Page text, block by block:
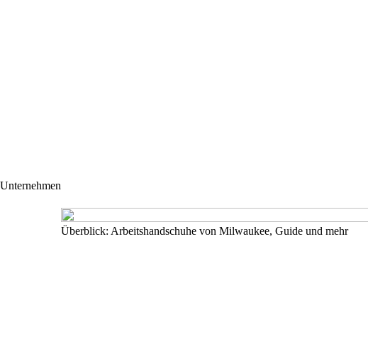
Unternehmen
Überblick: Arbeitshandschuhe von Milwaukee, Guide und mehr